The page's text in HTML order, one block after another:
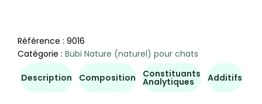
Référence : 9016
Catégorie : Bubi Nature (naturel) pour chats
Description Composition Constituants
Analytiques Additifs